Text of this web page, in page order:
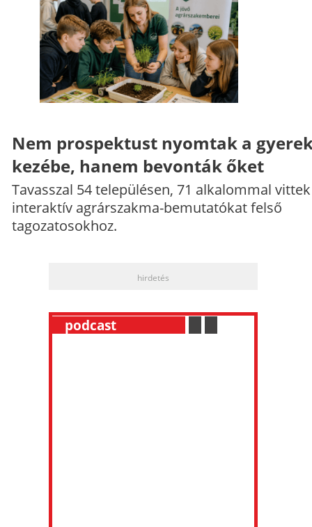
Nem prospektust nyomtak a
kezébe, hanem bevonták őket
Tavasszal 54 településen, 71 alkalommal vittek
interaktív agrárszakma-bemutatókat felső
tagozatosokhoz.
hirdetés
podcast